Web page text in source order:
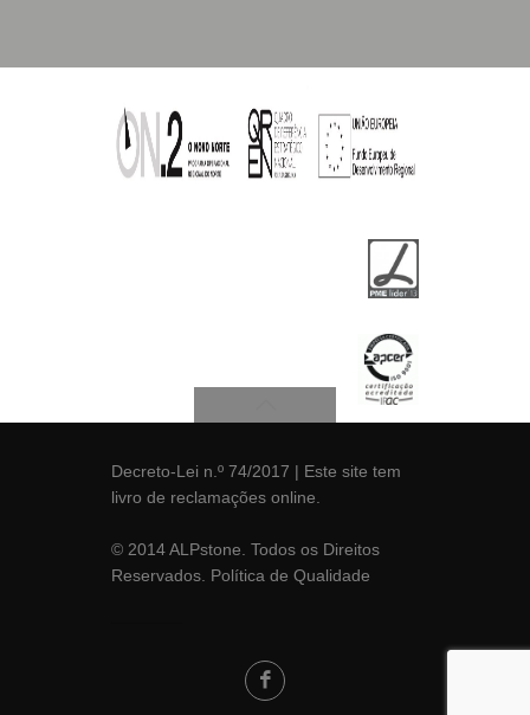
Decreto-Lei n.º 74/2017 | Este site tem
livro de reclamações online.
© 2014 ALPstone. Todos os Direitos
Reservados. Política de Qualidade